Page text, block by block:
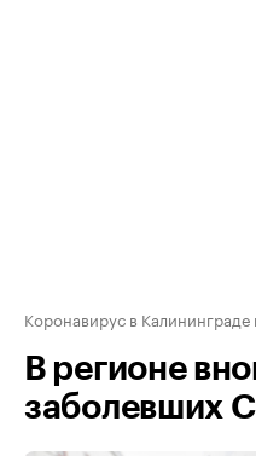
Коронавирус в Калининграде
В регионе
заболевших